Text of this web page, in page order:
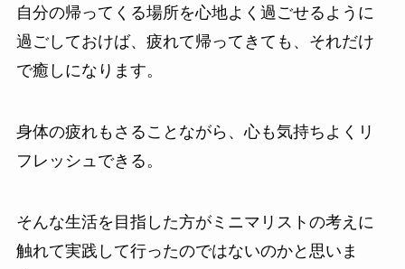
自分の帰ってくる場所を心地よく過ごせるように
過ごしておけば、疲れて帰ってきても、それだけ
で癒しになります。
身体の疲れもさることながら、心も気持ちよくリ
フレッシュできる。
そんな生活を目指した方がミニマリストの考えに
触れて実践して行ったのではないのかと思いま